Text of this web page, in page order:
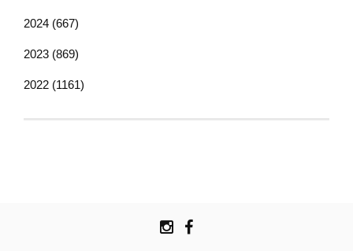
2024 (667)
2023 (869)
2022 (1161)